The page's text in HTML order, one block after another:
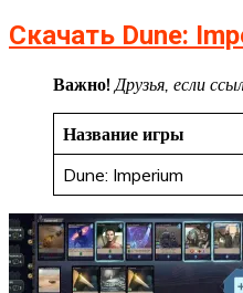
Скачать Dune:
Важно!Друзья, если
Название игры
Dune: Imperium